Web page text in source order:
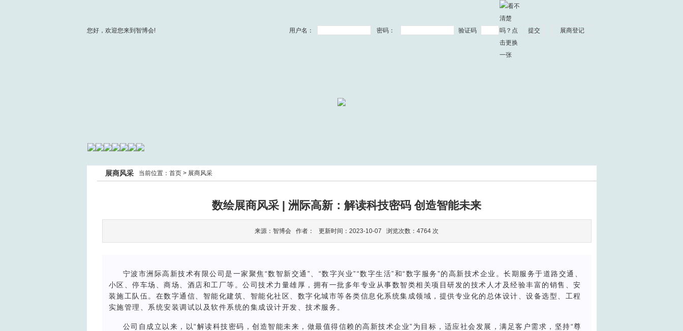
您好，欢迎您来到智博会! 用户名： 密码： 验证码
展商风采 当前位置： 首页> 展商风采
数绘展商风采 | 洲际高新：解读科技密码 创造智能未来
来源：智博会 作者： 更新时间：2023-10-07 浏览次数：4764 次
宁波市洲际高新技术有限公司是一家聚焦“数智新交通”、“数字兴业”“数字生活”和“数字服务”的高新技术企业。长期服务于道路交通、
小区、停车场、商场、酒店和工厂等。公司技术力量雄厚，拥有一批多年专业从事数智类相关项目研发的技术人才及经验丰富的销售、安
装施工队伍。在数字通信、智能化建筑、智能化社区、数字化城市等各类信息化系统集成领域，提供专业化的总体设计、设备选型、工程
实施管理、系统安装调试以及软件系统的集成设计开发、技术服务。
公司自成立以来，以“解读科技密码，创造智能未来，做最值得信赖的高新技术企业”为目标，适应社会发展，满足客户需求，坚持“尊